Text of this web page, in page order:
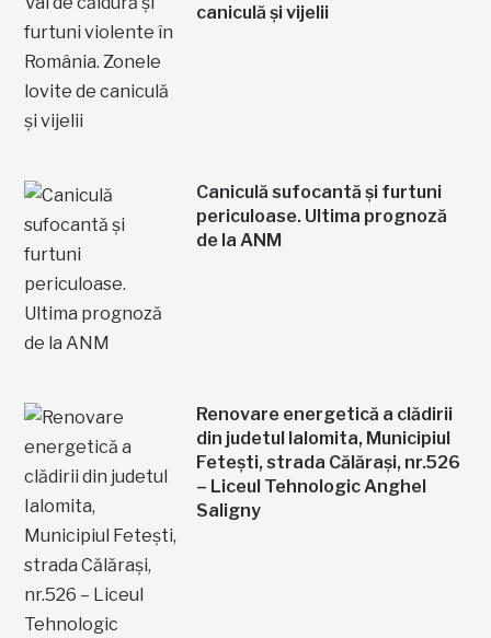
caniculă și vijelii
Caniculă sufocantă și furtuni
periculoase. Ultima prognoză
de la ANM
Renovare energetică a clădirii
din judetul Ialomita, Municipiul
Fetești, strada Călărași, nr.526
– Liceul Tehnologic Anghel
Saligny